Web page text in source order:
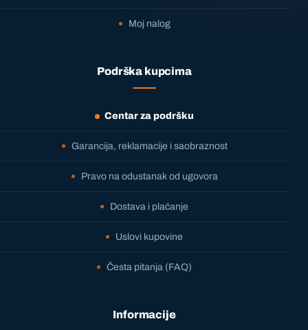
Moj nalog
Podrška kupcima
Centar za podršku
Garancija, reklamacije i saobraznost
Pravo na odustanak od ugovora
Dostava i plaćanje
Uslovi kupovine
Česta pitanja (FAQ)
Informacije